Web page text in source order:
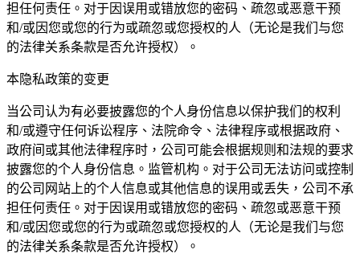
担任何责任。对于因误用或错放您的密码、疏忽或恶意干预
和/或因您或您的行为或疏忽或您授权的人（无论是我们与您
的法律关系条款是否允许授权）。
本隐私政策的变更
当公司认为有必要披露您的个人身份信息以保护我们的权利
和/或遵守任何诉讼程序、法院命令、法律程序或根据政府、
政府间或其他法律程序时，公司可能会根据规则和法规的要求
披露您的个人身份信息。监管机构。对于公司无法访问或控制
的公司网站上的个人信息或其他信息的误用或丢失，公司不承
担任何责任。对于因误用或错放您的密码、疏忽或恶意干预
和/或因您或您的行为或疏忽或您授权的人（无论是我们与您
的法律关系条款是否允许授权）。